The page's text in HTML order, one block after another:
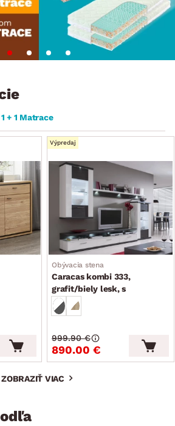
1 + 1 Matrace
Výpredaj
Obývacia stena
Caracas kombi 333,
grafit/biely lesk, s
osvetlením
890.00 €
999.90 €
ZOBRAZIŤ VIAC